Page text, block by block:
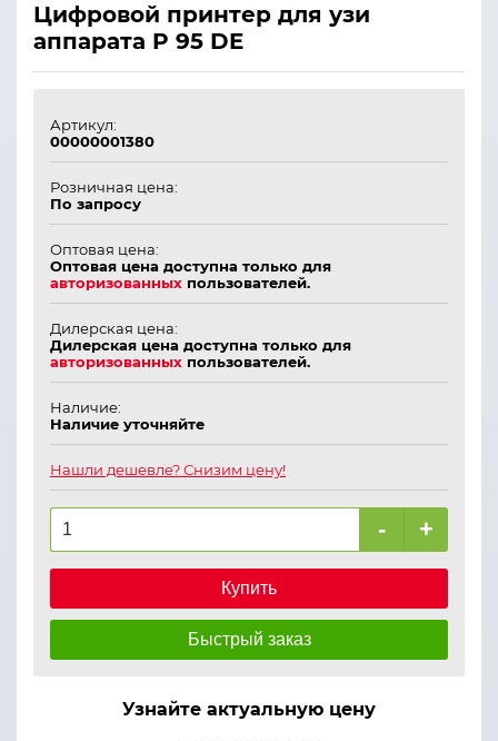
Цифровой принтер для узи
аппарата P 95 DE
Артикул:
00000001380
Розничная цена:
По запросу
Оптовая цена:
Оптовая цена доступна только для
авторизованных пользователей.
Дилерская цена:
Дилерская цена доступна только для
авторизованных пользователей.
Наличие:
Наличие уточняйте
Нашли дешевле? Снизим цену!
- +
Купить
Быстрый заказ
Узнайте актуальную цену